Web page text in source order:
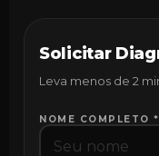
Solicitar
Leva menos de 2
NOME COMPLETO *